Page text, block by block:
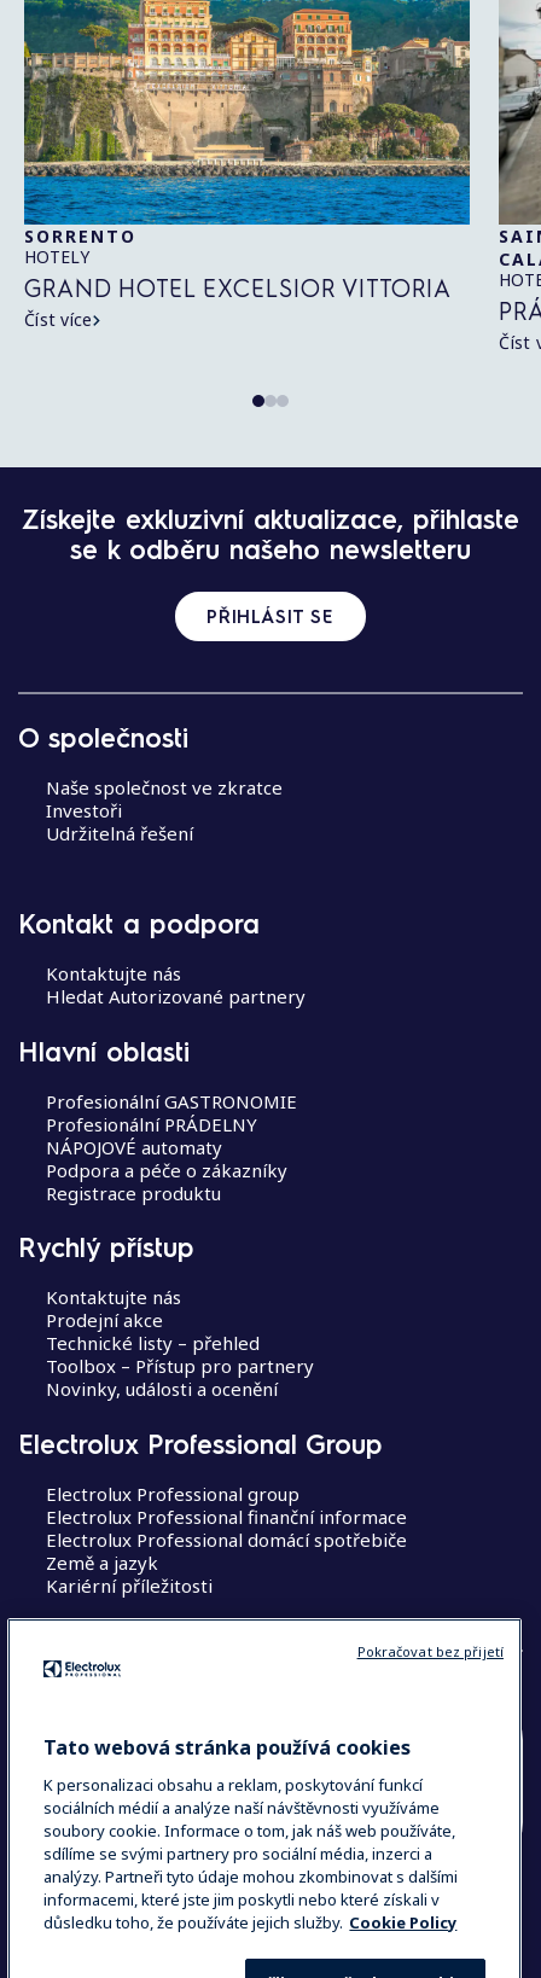
SORRENTO
HOTELY
GRAND HOTEL EXCELSIOR VITTORIA
Číst více
Číst
N
a
e
p
r
p
Získejte exkluzivní aktualizace, přihlaste
se k odběru našeho newsletteru
PŘIHLÁSIT SE
O společnosti
Naše společnost ve zkratce
Investoři
Udržitelná řešení
Kontakt a podpora
Kontaktujte nás
Hledat Autorizované partnery
Hlavní oblasti
Profesionální GASTRONOMIE
Profesionální PRÁDELNY
NÁPOJOVÉ automaty
Podpora a péče o zákazníky
Registrace produktu
Rychlý přístup
Kontaktujte nás
Prodejní akce
Technické listy – přehled
Toolbox – Přístup pro partnery
Novinky, události a ocenění
Electrolux Professional Group
Electrolux Professional group
Electrolux Professional finanční informace
Electrolux Professional domácí spotřebiče
Země a jazyk
Kariérní příležitosti
ZEMĚ A JAZYK
VAŠE VOLBA: ČESKÁ REPUBLIKA &
SLOVENSKÁ REPUBLIKA
Data Privacy Statement
Cookie Policy
Podmínky & Ustanovení
Tato webová stránka používá cookies
K personalizaci obsahu a reklam, poskytování funkcí
sociálních médií a analýze naší návštěvnosti využíváme
soubory cookie. Informace o tom, jak náš web používáte,
sdílíme se svými partnery pro sociální média, inzerci a
analýzy. Partneři tyto údaje mohou zkombinovat s dalšími
informacemi, které jste jim poskytli nebo které získali v
důsledku toho, že používáte jejich služby. Cookie Policy
Pokračovat bez přijetí